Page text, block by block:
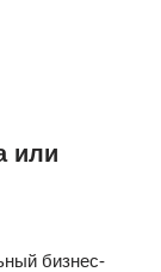
или
бизнес-